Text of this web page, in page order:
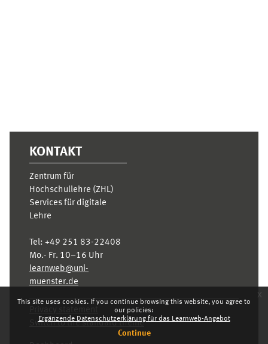
This site uses cookies. If you continue browsing this website, you agree to
our policies:
Ergänzende Datenschutzerklärung für das Learnweb-Angebot
Continue
x
KONTAKT
Zentrum für
Hochschullehre (ZHL)
Services für digitale
Lehre
Tel: +49 251 83-22408
Mo.- Fr. 10–16 Uhr
learnweb@uni-
muenster.de
Switch to the standard theme